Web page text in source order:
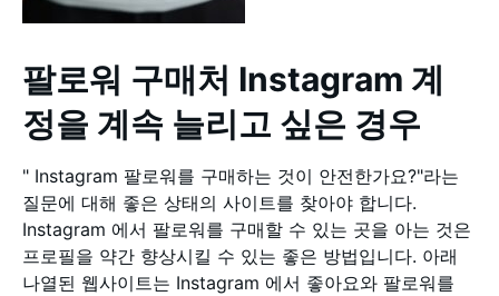
팔로워 구매처 Instagram 계
정을 계속 늘리고 싶은 경우
" Instagram 팔로워를 구매하는 것이 안전한가요?"라는
질문에 대해 좋은 상태의 사이트를 찾아야 합니다.
Instagram 에서 팔로워를 구매할 수 있는 곳을 아는 것은
프로필을 약간 향상시킬 수 있는 좋은 방법입니다. 아래
나열된 웹사이트는 Instagram 에서 좋아요와 팔로워를